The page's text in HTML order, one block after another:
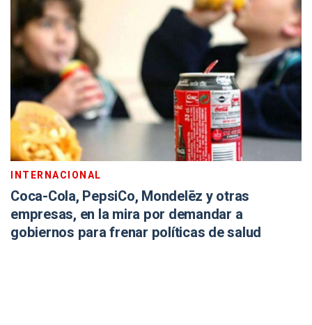
INTERNACIONAL
Coca-Cola, PepsiCo, Mondelēz y otras
empresas, en la mira por demandar a
gobiernos para frenar políticas de salud